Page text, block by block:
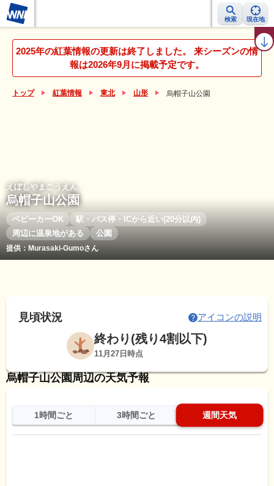
検索 現在地
紅葉レーダー 紅葉ニュース 京都 見頃カレンダー 名所ランキング
2025年の紅葉情報の更新は終了しました。 来シーズンの情
報は2026年9月に掲載予定です。
トップ 紅葉情報 東北 山形 烏帽子山公園
えぼしやまこうえん
烏帽子山公園
ベビーカーOK
駅・バス停・ICから近い(20分以内)
周辺に温泉地がある
公園
提供：Murasaki-Gumoさん
見頃状況 アイコンの説明
終わり(残り4割以下)
11月27日時点
烏帽子山公園周辺の天気予報
1時間ごと 3時間ごと 週間天気